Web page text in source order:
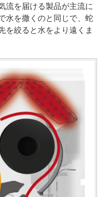
流を届ける製品が主流に
水を撒くのと同じで、蛇
を絞ると水をより遠くま